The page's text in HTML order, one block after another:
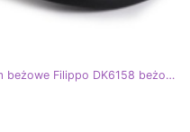
Skórzane klapki damskie z nadrukiem beżowe Filippo DK6158 beżowy